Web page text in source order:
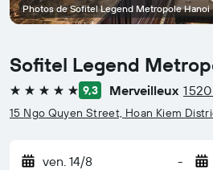
Sofitel Legend
5 étoiles 9,3 Merveilleux 1
15 Ngo Quyen Street, Hoan Kiem
ven. 14/8 -
Photos de Sofitel Legend Metropole Hanoi